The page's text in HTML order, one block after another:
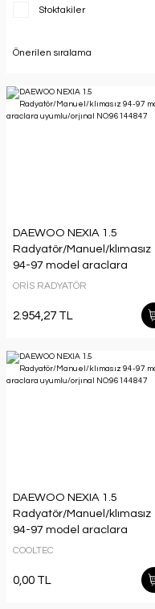
Stoktakiler
DAEWOO NEXIA 1.5
Radyatör/Manuel/klımasız
94-97 model araclara
uyumlu/orjınal NO:96144847
ORİS RADYATÖR
2.954,27 TL
DAEWOO NEXIA 1.5
Radyatör/Manuel/klımasız
94-97 model araclara
uyumlu/orjınal NO:96144847
COOLTEC
0,00 TL